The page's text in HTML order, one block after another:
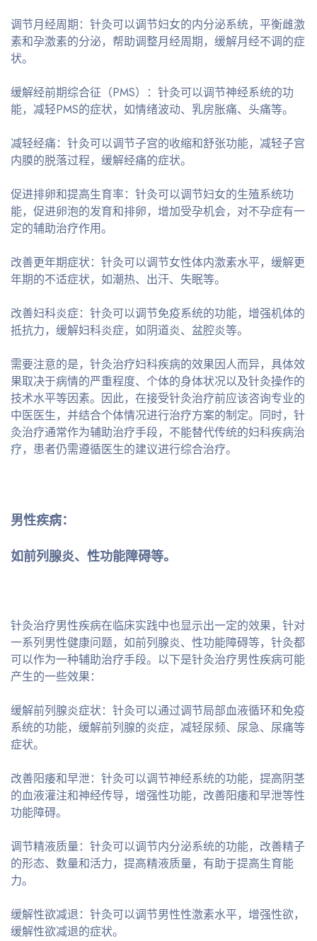
调节月经周期：针灸可以调节妇女的内分泌系统，平衡雌激
素和孕激素的分泌，帮助调整月经周期，缓解月经不调的症
状。
缓解经前期综合征（PMS）：针灸可以调节神经系统的功
能，减轻PMS的症状，如情绪波动、乳房胀痛、头痛等。
减轻经痛：针灸可以调节子宫的收缩和舒张功能，减轻子宫
内膜的脱落过程，缓解经痛的症状。
促进排卵和提高生育率：针灸可以调节妇女的生殖系统功
能，促进卵泡的发育和排卵，增加受孕机会，对不孕症有一
定的辅助治疗作用。
改善更年期症状：针灸可以调节女性体内激素水平，缓解更
年期的不适症状，如潮热、出汗、失眠等。
改善妇科炎症：针灸可以调节免疫系统的功能，增强机体的
抵抗力，缓解妇科炎症，如阴道炎、盆腔炎等。
需要注意的是，针灸治疗妇科疾病的效果因人而异，具体效
果取决于病情的严重程度、个体的身体状况以及针灸操作的
技术水平等因素。因此，在接受针灸治疗前应该咨询专业的
中医医生，并结合个体情况进行治疗方案的制定。同时，针
灸治疗通常作为辅助治疗手段，不能替代传统的妇科疾病治
疗，患者仍需遵循医生的建议进行综合治疗。
男性疾病：
如前列腺炎、性功能障碍等。
针灸治疗男性疾病在临床实践中也显示出一定的效果，针对
一系列男性健康问题，如前列腺炎、性功能障碍等，针灸都
可以作为一种辅助治疗手段。以下是针灸治疗男性疾病可能
产生的一些效果：
缓解前列腺炎症状：针灸可以通过调节局部血液循环和免疫
系统的功能，缓解前列腺的炎症，减轻尿频、尿急、尿痛等
症状。
改善阳痿和早泄：针灸可以调节神经系统的功能，提高阴茎
的血液灌注和神经传导，增强性功能，改善阳痿和早泄等性
功能障碍。
调节精液质量：针灸可以调节内分泌系统的功能，改善精子
的形态、数量和活力，提高精液质量，有助于提高生育能
力。
缓解性欲减退：针灸可以调节男性性激素水平，增强性欲，
缓解性欲减退的症状。